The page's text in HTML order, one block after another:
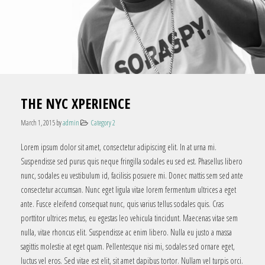
THE NYC XPERIENCE
March 1, 2015byadmin Category 2
Lorem ipsum dolor sit amet, consectetur adipiscing elit. In at urna mi.
Suspendisse sed purus quis neque fringilla sodales eu sed est. Phasellus libero
nunc, sodales eu vestibulum id, facilisis posuere mi. Donec mattis sem sed ante
consectetur accumsan. Nunc eget ligula vitae lorem fermentum ultrices a eget
ante. Fusce eleifend consequat nunc, quis varius tellus sodales quis. Cras
porttitor ultrices metus, eu egestas leo vehicula tincidunt. Maecenas vitae sem
nulla, vitae rhoncus elit. Suspendisse ac enim libero. Nulla eu justo a massa
sagittis molestie at eget quam. Pellentesque nisi mi, sodales sed ornare eget,
luctus vel eros. Sed vitae est elit, sit amet dapibus tortor. Nullam vel turpis orci.